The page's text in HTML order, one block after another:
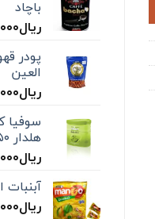
بود.
باچاد
ریال
پودر
العین
ریال
سوفیا
هلدار ۴۵۰ گرمی
ریال
آبنبات
ریال